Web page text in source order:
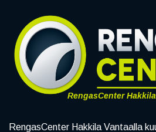
RengasCenter
RengasCenter Hakkila Vantaalla